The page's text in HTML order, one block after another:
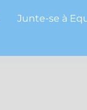
Junte-se à